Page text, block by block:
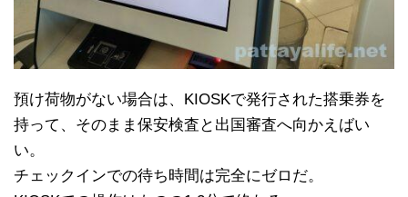
預け荷物がない場合は、KIOSKで発行された搭乗券を
持って、そのまま保安検査と出国審査へ向かえばい
い。
チェックインでの待ち時間は完全にゼロだ。